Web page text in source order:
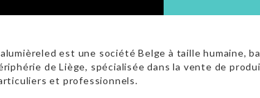
est une société Belge à taille humaine,
de Liège, spécialisée dans la vente de
et professionnels.